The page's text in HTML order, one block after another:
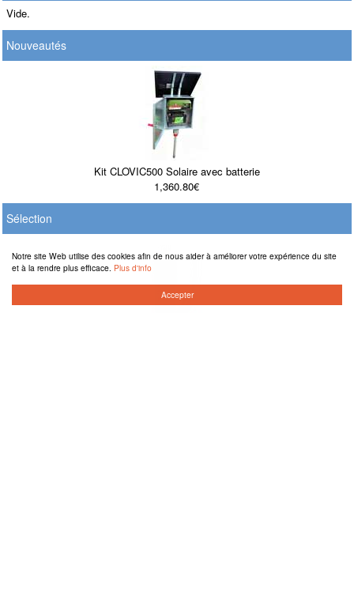
Accepter
Notre site Web utilise des cookies afin de nous aider à améliorer votre expérience du site
et à la rendre plus efficace. Plus d'info
Vide.
Nouveautés
Kit CLOVIC500 Solaire avec batterie
1,360.80€
Sélection